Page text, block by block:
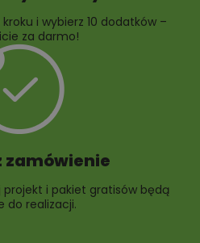
i wybierz 10 dodatków –
za darmo!
zamówienie
projekt i pakiet gratisów będą
do realizacji.